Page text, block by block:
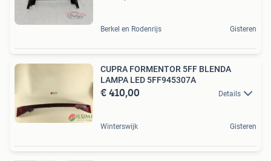
Berkel en Rodenrijs Gisteren
CUPRA FORMENTOR 5FF BLENDA
LAMPA LED 5FF945307A
€ 410,00 Details
Winterswijk Gisteren